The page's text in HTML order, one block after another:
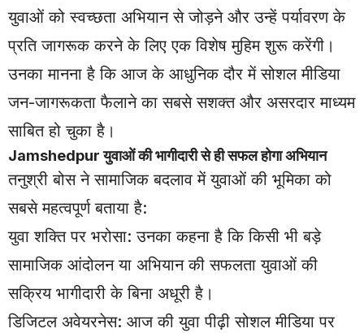
युवाओं को स्वच्छता अभियान से जोड़ने और उन्हें पर्यावरण के
प्रति जागरूक करने के लिए एक विशेष मुहिम शुरू करेंगी।
उनका मानना है कि आज के आधुनिक दौर में सोशल मीडिया
जन-जागरूकता फैलाने का सबसे सशक्त और असरदार माध्यम
साबित हो चुका है।
Jamshedpur युवाओं की भागीदारी से ही सफल होगा अभियान
तनुश्री बोस ने सामाजिक बदलाव में युवाओं की भूमिका को
सबसे महत्वपूर्ण बताया है:
युवा शक्ति पर भरोसा: उनका कहना है कि किसी भी बड़े
सामाजिक आंदोलन या अभियान की सफलता युवाओं की
सक्रिय भागीदारी के बिना अधूरी है।
डिजिटल अवेयरनेस: आज की युवा पीढ़ी सोशल मीडिया पर